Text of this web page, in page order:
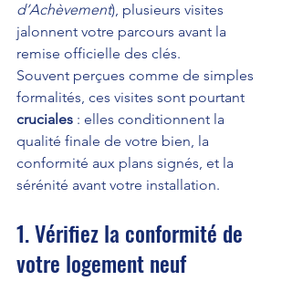
d’Achèvement), plusieurs visites
jalonnent votre parcours avant la
remise officielle des clés.
Souvent perçues comme de simples
formalités, ces visites sont pourtant
cruciales : elles conditionnent la
qualité finale de votre bien, la
conformité aux plans signés, et la
sérénité avant votre installation.
1. Vérifiez la conformité de
votre logement neuf